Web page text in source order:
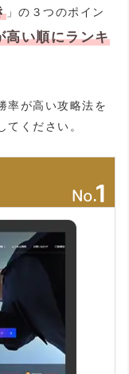
」の３つのポイン
高い順にランキ
率が高い攻略法を
ください。